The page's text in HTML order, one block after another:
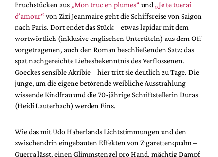
Bruchstücken aus „Mon truc en plumes“ und „Je te tuerai
d’amour“ von Zizi Jeanmaire geht die Schiffsreise von Saigon
nach Paris. Dort endet das Stück – etwas lapidar mit dem
wortwörtlich (inklusive englischen Untertiteln) aus dem Off
vorgetragenen, auch den Roman beschließenden Satz: das
spät nachgereichte Liebesbekenntnis des Verflossenen.
Goeckes sensible Akribie – hier tritt sie deutlich zu Tage. Die
junge, um die eigene betörende weibliche Ausstrahlung
wissende Kindfrau und die 70-jährige Schriftstellerin Duras
(Heidi Lauterbach) werden Eins.
Wie das mit Udo Haberlands Lichtstimmungen und den
zwischendrin eingebauten Effekten von Zigarettenqualm –
Guerra lässt, einen Glimmstengel pro Hand, mächtig Dampf